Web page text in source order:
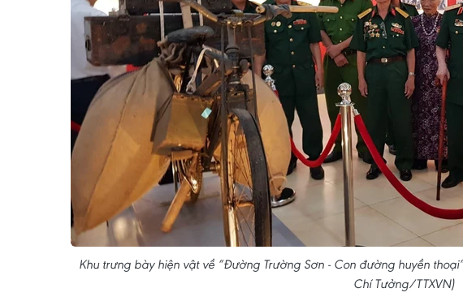
Khu trưng bày hiện vật về “Đường Trường Sơn - Con đường huyền
Chí Tưởng/TTXVN)